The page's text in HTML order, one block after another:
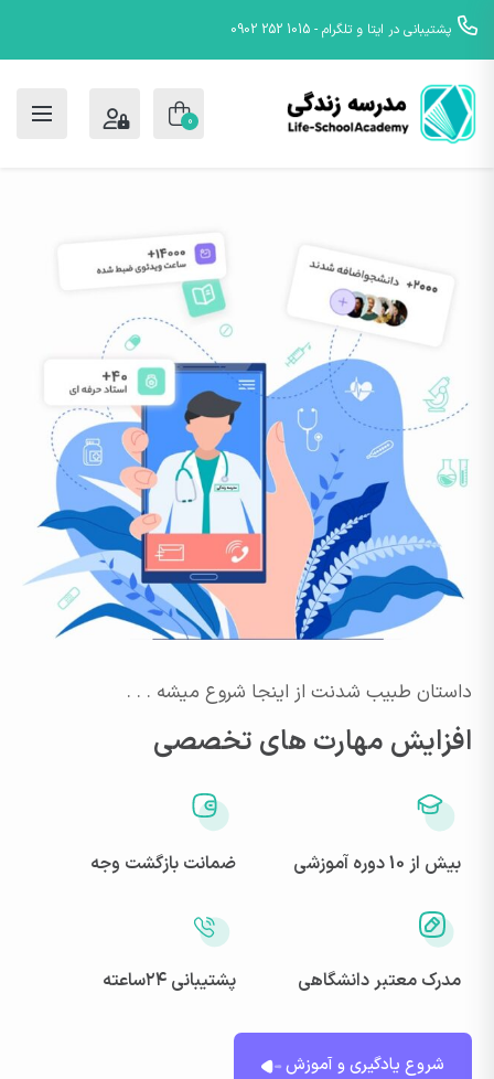
پشتیبانی در ایتا و تلگرام - 1015 252 0902
0
داستان طبیب شدنت از اینجا شروع میشه . . .
افزایش مهارت های تخصصی
بیش از 10 دوره آموزشی
مدرک معتبر دانشگاهی
ضمانت بازگشت وجه
پشتیبانی ۲۴ساعته
شروع یادگیری و آموزش